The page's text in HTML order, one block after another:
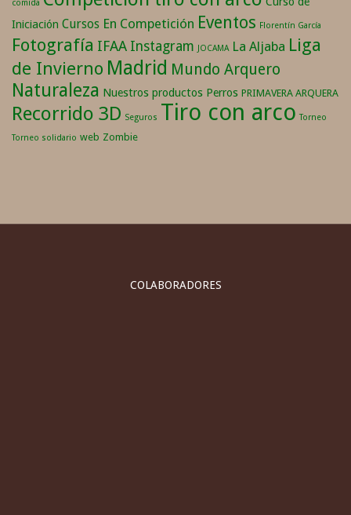
comida
Iniciación Cursos En Competición Eventos Florentín García
Fotografía IFAA Instagram JOCAMA La Aljaba Liga
de Invierno Madrid Mundo Arquero
Naturaleza Nuestros productos Perros PRIMAVERA ARQUERA
Recorrido 3D Seguros Tiro con arco Torneo
Torneo solidario web Zombie
COLABORADORES